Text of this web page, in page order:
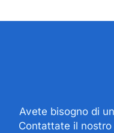
Avete bisogno di
Contattate il